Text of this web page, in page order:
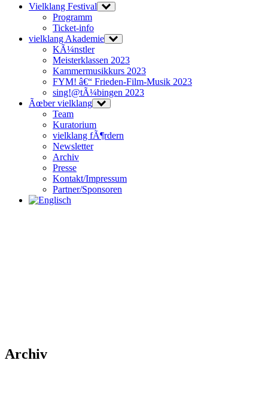
Vielklang Festival
Programm
Ticket-info
vielklang Akademie
KÃ¼nstler
Meisterklassen 2023
Kammermusikkurs 2023
FYM! â€“ Frieden-Film-Musik 2023
sing!@tÃ¼bingen 2023
Ãœber vielklang
Team
Kuratorium
vielklang fÃ¶rdern
Newsletter
Archiv
Presse
Kontakt/Impressum
Partner/Sponsoren
Archiv